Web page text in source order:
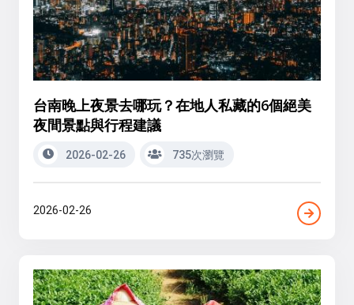
台南晚上夜景去哪玩？在地人私藏的6個絕美
夜間景點與行程建議
2026-02-26 735次瀏覽
2026-02-26